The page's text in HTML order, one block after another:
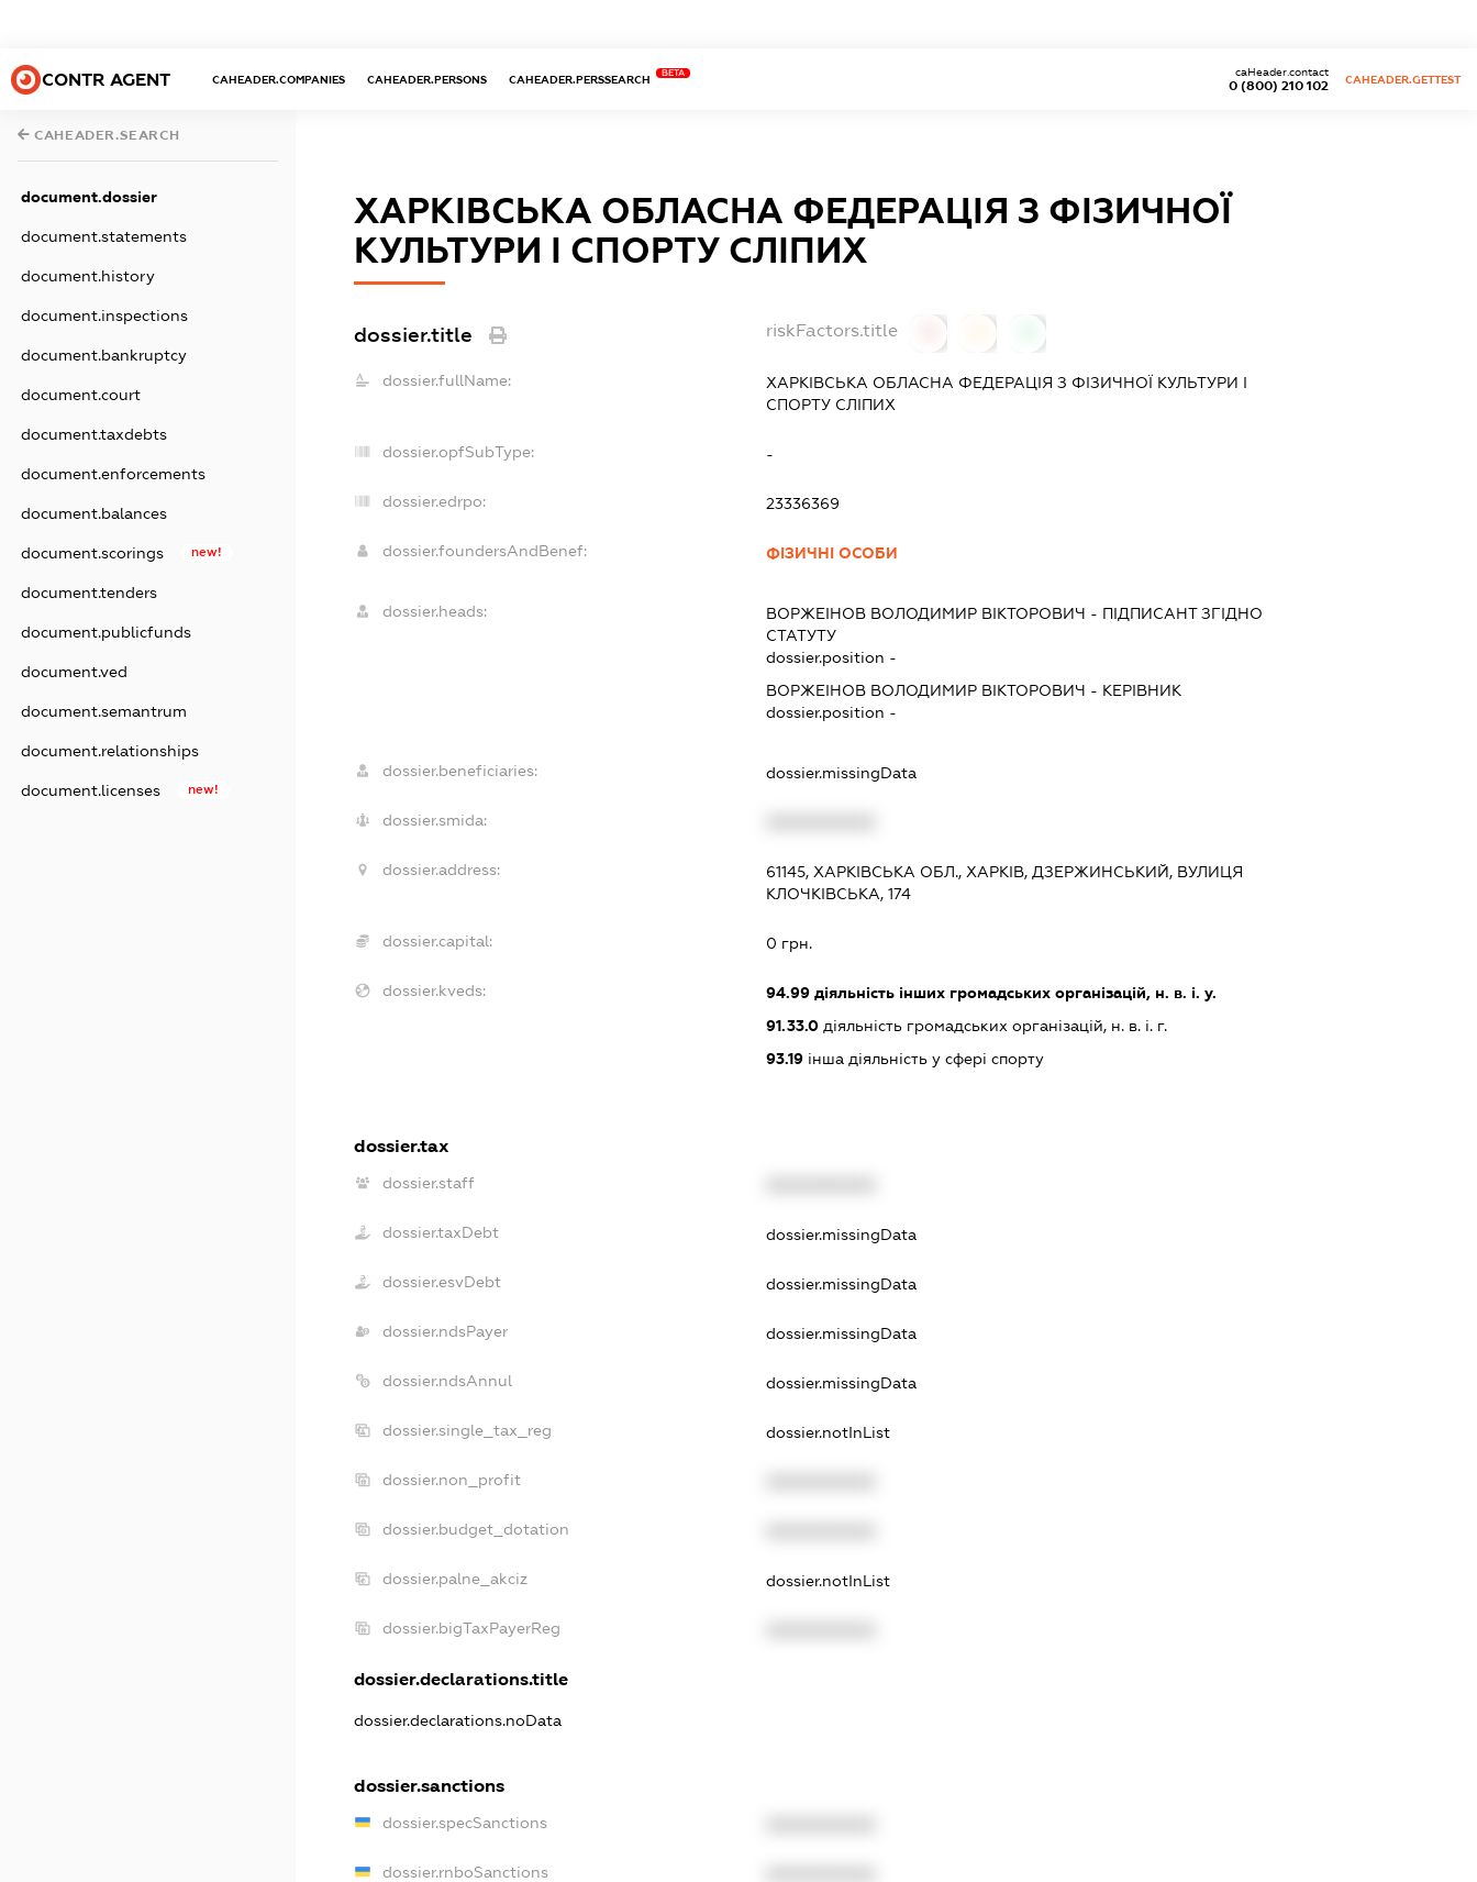
CONTR AGENT CAHEADER.COMPANIES CAHEADER.PERSONS CAHEADER.PERSSEARCH
BETA
0 (800) 210 102
caHeader.contact
CAHEADER.GETTEST
CAHEADER.SEARCH
document.dossier
document.statements
document.history
document.inspections
document.bankruptcy
document.court
document.taxdebts
document.enforcements
document.balances
document.scorings new!
document.tenders
document.publicfunds
document.ved
document.semantrum
document.relationships
document.licenses new!
ХАРКІВСЬКА ОБЛАСНА ФЕДЕРАЦІЯ З ФІЗИЧНОЇ
КУЛЬТУРИ І СПОРТУ СЛІПИХ
dossier.title riskFactors.title
dossier.fullName:
ХАРКІВСЬКА ОБЛАСНА ФЕДЕРАЦІЯ З ФІЗИЧНОЇ КУЛЬТУРИ І
СПОРТУ СЛІПИХ
dossier.opfSubType: -
dossier.edrpo: 23336369
dossier.foundersAndBenef: ФІЗИЧНІ ОСОБИ
dossier.heads: ВОРЖЕІНОВ ВОЛОДИМИР ВІКТОРОВИЧ - ПІДПИСАНТЗГІДНО
СТАТУТУ
dossier.position -
ВОРЖЕІНОВ ВОЛОДИМИР ВІКТОРОВИЧ - КЕРІВНИК
dossier.position -
dossier.beneficiaries: dossier.missingData
dossier.smida:
dossier.address:
61145, ХАРКІВСЬКА ОБЛ., ХАРКІВ, ДЗЕРЖИНСЬКИЙ, ВУЛИЦЯ
КЛОЧКІВСЬКА, 174
dossier.capital: 0 грн.
dossier.kveds: 94.99 діяльність інших громадських організацій, н. в. і. у.
91.33.0 діяльність громадських організацій, н. в. і. г.
93.19 інша діяльність у сфері спорту
dossier.tax
dossier.staff
dossier.taxDebt dossier.missingData
dossier.esvDebt dossier.missingData
dossier.ndsPayer dossier.missingData
dossier.ndsAnnul dossier.missingData
dossier.single_tax_reg dossier.notInList
dossier.non_profit
dossier.budget_dotation
dossier.palne_akciz dossier.notInList
dossier.bigTaxPayerReg
dossier.declarations.title
dossier.declarations.noData
dossier.sanctions
dossier.specSanctions
dossier.rnboSanctions